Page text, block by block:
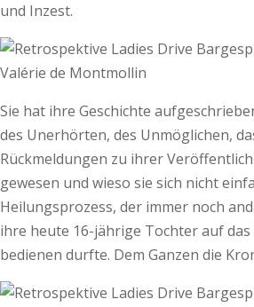
und Inzest.
Valérie de Montmollin
Sie hat ihre Geschichte
des Unerhörten, des Unmöglichen,
Rückmeldungen zu ihrer
gewesen und wieso sie sich nicht
Heilungsprozess, der immer noch
ihre heute 16-jährige Tochter auf
bedienen durfte. Dem Ganzen die